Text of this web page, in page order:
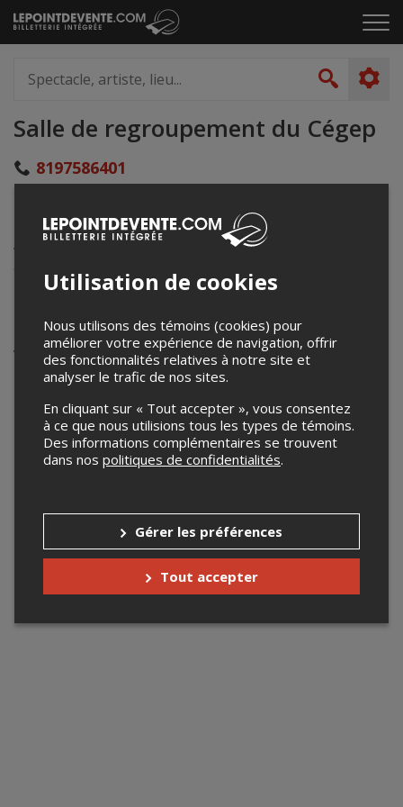
Passer
au
le
artiste,
lieu...
Salle de regroupement du Cégep
8197586401
475, Notre-Dame Est
Victoriaville, QC
Événements à venir
Votre recherche n'a retourné aucun résultat.
Utilisation de cookies
Nous utilisons des témoins (cookies) pour
améliorer votre expérience de navigation, offrir
des fonctionnalités relatives à notre site et
analyser le trafic de nos sites.
En cliquant sur « Tout accepter », vous consentez
à ce que nous utilisions tous les types de témoins.
Des informations complémentaires se trouvent
dans nos politiques de confidentialités.
Gérer les préférences
Tout accepter